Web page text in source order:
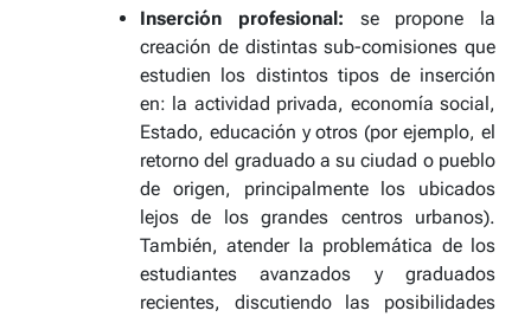
Inserción profesional: se propone la
creación de distintas sub-comisiones que
estudien los distintos tipos de inserción
en: la actividad privada, economía social,
Estado, educación y otros (por ejemplo, el
retorno del graduado a su ciudad o pueblo
de origen, principalmente los ubicados
lejos de los grandes centros urbanos).
También, atender la problemática de los
estudiantes avanzados y graduados
recientes, discutiendo las posibilidades